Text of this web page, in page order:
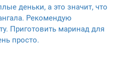
деньки, а это значит, что
Рекомендую
Приготовить маринад для
просто.